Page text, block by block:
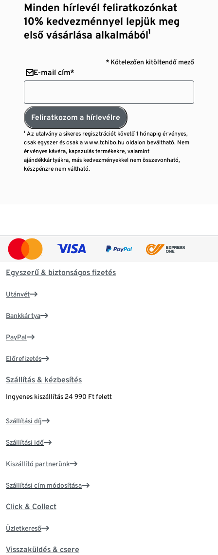
Minden hírlevél feliratkozónkat
10% kedvezménnyel lepjük meg
első vásárlása alkalmából¹
* Kötelezően kitöltendő mező
E-mail cím*
Feliratkozom a hírlevélre
¹ Az utalvány a sikeres regisztrációt követő 1 hónapig érvényes,
csak egyszer és csak a www.tchibo.hu oldalon beváltható. Nem
érvényes kávéra, kapszulás termékekre, valamint
ajándékkártyákra, más kedvezményekkel nem összevonható,
készpénzre nem váltható.
Egyszerű & biztonságos fizetés
Utánvét
Bankkártya
PayPal
Előrefizetés
Szállítás & kézbesítés
Ingyenes kiszállítás 24 990 Ft felett
Szállítási díj
Szállítási idő
Kiszállító partnerünk
Szállítási cím módosítása
Click & Collect
Üzletkereső
Visszaküldés & csere